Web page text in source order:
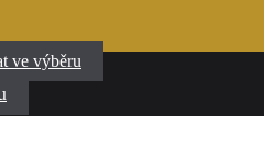
ve výběru